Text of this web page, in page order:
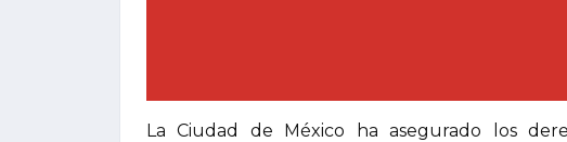
La Ciudad de México ha asegurado los